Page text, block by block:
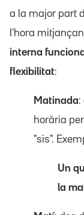
a la major part
l'hora
interna
flexibilitat:
Matinada:
horària
"sis".
Un
la